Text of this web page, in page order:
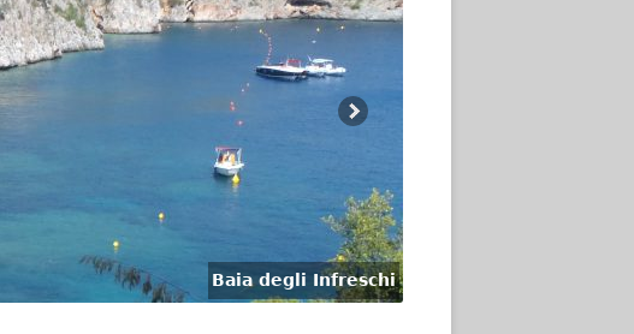
Baia degli Infreschi